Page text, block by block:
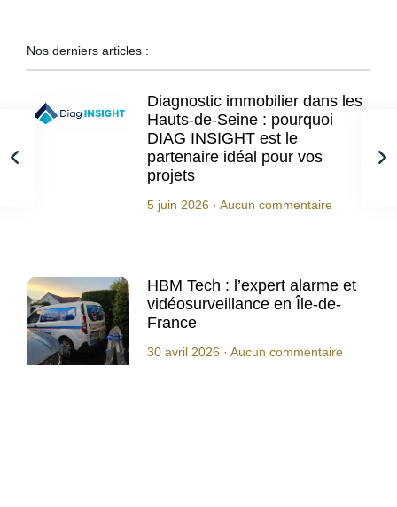
Nos derniers articles :
Diagnostic immobilier dans les
Hauts-de-Seine : pourquoi
DIAG INSIGHT est le
partenaire idéal pour vos
projets
5 juin 2026 Aucun commentaire
HBM Tech : l’expert alarme et
vidéosurveillance en Île-de-
France
30 avril 2026 Aucun commentaire